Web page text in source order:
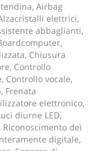
Airbag
elettrici,
abbaglianti,
Chiusura
Controllo
Controllo vocale,
Frenata
elettronico,
diurne LED,
dei
digitale,